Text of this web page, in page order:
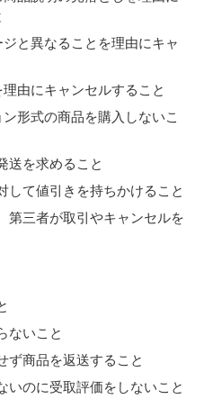
と異なることを理由にキャ
由にキャンセルすること
形式の商品を購入しないこ
送を求めること
して値引きを持ちかけること
第三者が取引やキャンセルを
ないこと
ず商品を返送すること
いのに受取評価をしないこと